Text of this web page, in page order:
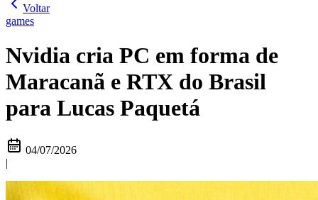
Voltar
games
Nvidia cria PC em forma de
Maracanã e RTX do Brasil
para Lucas Paquetá
04/07/2026
|